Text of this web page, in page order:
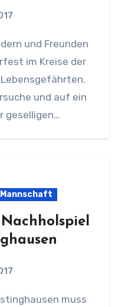
im Kreise der
und auf ein
geselligen…
Mannschaft